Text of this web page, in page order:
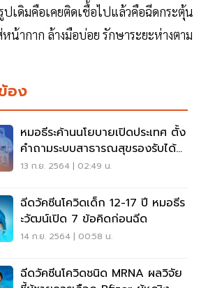
เดิมคือเคยติดเชื้อไปแล้วคือฉีดกระตุ้น
น้ากาก ล้างมือบ่อย รักษาระยะห่างตาม
อง
หมอธีระค้านนโยบายเปิดประเทศ ตั้ง
คำถามระบบสาธารณสุขรองรับได้
ใครยืนยัน
13 ก.ย. 2564 | 02:49 น.
ฉีดวัคซีนโควิดเด็ก 12-17 ปี หมอธีร
ะวัฒน์เปิด 7 ข้อคิดก่อนฉีด
14 ก.ย. 2564 | 00:58 น.
ฉีดวัคซีนโควิดชนิด MRNA ผลวิจัย